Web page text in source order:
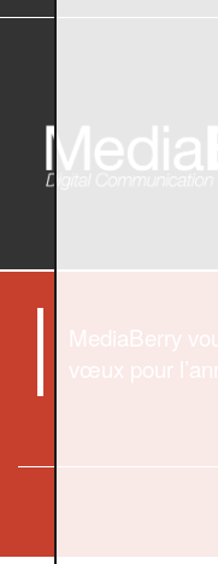
MediaBerry
vœux pour